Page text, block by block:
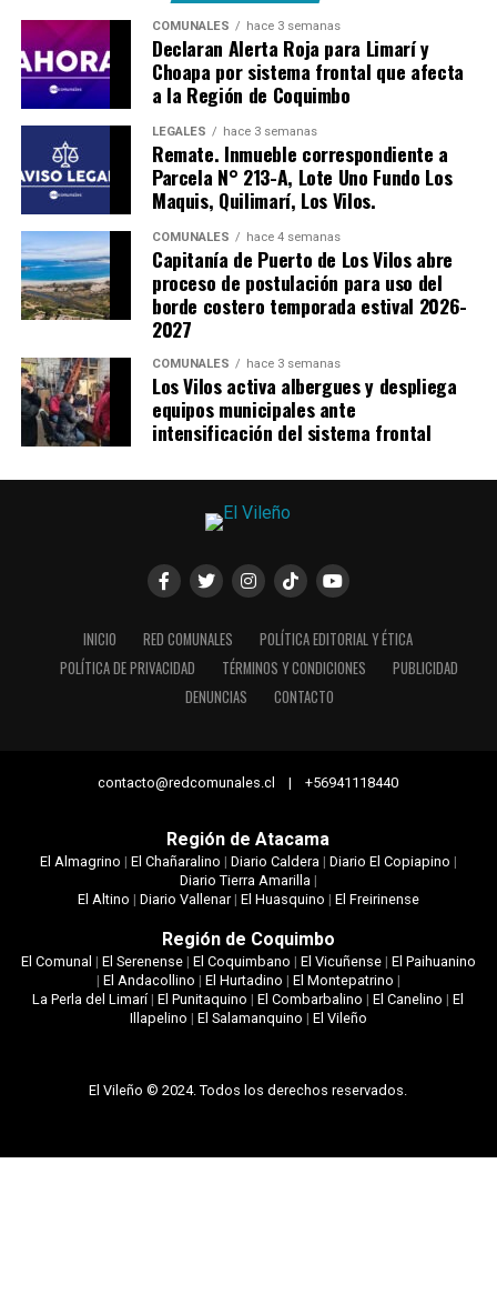
COMUNALES hace 3 semanas
Declaran Alerta Roja para Limarí y
Choapa por sistema frontal que afecta
a la Región de Coquimbo
LEGALES hace 3 semanas
Remate. Inmueble correspondiente a
Parcela N° 213-A, Lote Uno Fundo Los
Maquis, Quilimarí, Los Vilos.
COMUNALES hace 4 semanas
Capitanía de Puerto de Los Vilos abre
proceso de postulación para uso del
borde costero temporada estival 2026-
2027
COMUNALES hace 3 semanas
Los Vilos activa albergues y despliega
equipos municipales ante
intensificación del sistema frontal
INICIO RED COMUNALES
POLÍTICA EDITORIAL Y ÉTICA
POLÍTICA DE PRIVACIDAD
TÉRMINOS Y CONDICIONES
PUBLICIDAD
DENUNCIAS
CONTACTO
contacto@redcomunales.cl | +56941118440
Región de Atacama
El Almagrino | El Chañaralino | Diario Caldera | Diario El Copiapino |
Diario Tierra Amarilla |
El Altino | Diario Vallenar| El Huasquino | El Freirinense
Región de Coquimbo
El Comunal | El Serenense| El Coquimbano | El Vicuñense| El Paihuanino
| El Andacollino | El Hurtadino | El Montepatrino |
La Perla del Limarí|El Punitaquino |El Combarbalino |El Canelino |El
Illapelino | El Salamanquino | El Vileño
El Vileño © 2024. Todos los derechos reservados.